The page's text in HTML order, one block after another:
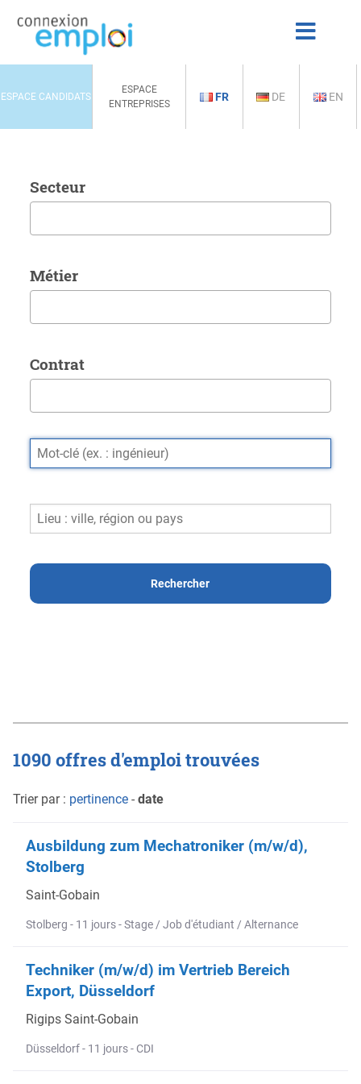
ESPACE CANDIDATS
ESPACE
ENTREPRISES
FR DE EN
Secteur
Métier
Contrat
1090 offres d'emploi trouvées
Trier par : pertinence - date
Ausbildung zum Mechatroniker (m/w/d),
Stolberg
Saint-Gobain
Stolberg - 11 jours - Stage / Job d'étudiant / Alternance
Techniker (m/w/d) im Vertrieb Bereich
Export, Düsseldorf
Rigips Saint-Gobain
Düsseldorf - 11 jours - CDI